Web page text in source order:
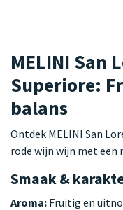
MELINI San
Superiore:
balans
Ontdek MELINI San
rode wijn wijn met een
Smaak &
Aroma: Fruitig en